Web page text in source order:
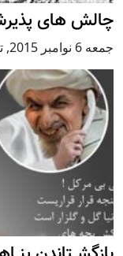
چالش های
جمعه 6 نوامبر 2015 ,